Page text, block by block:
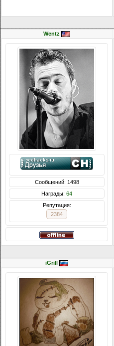
Wentz
Сообщений: 1498
Награды: 64
Репутация:
2384
iGrill